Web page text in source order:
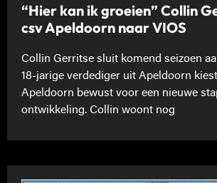
“Hier kan ik groeien” Collin
csv Apeldoorn naar VIOS
Collin Gerritse sluit komend seizoen
18-jarige verdediger uit Apeldoorn
Apeldoorn bewust voor een nieuwe
ontwikkeling. Collin woont nog